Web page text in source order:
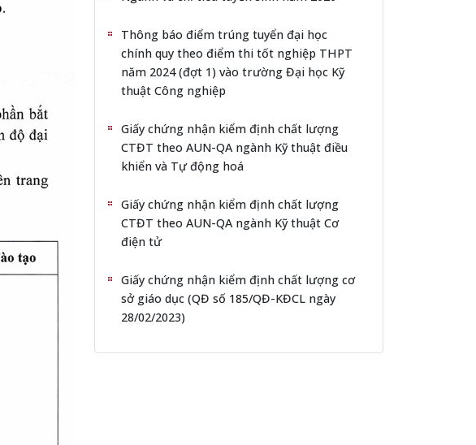
Thông báo điểm trúng tuyển đại học
chính quy theo điểm thi tốt nghiệp THPT
năm 2024 (đợt 1) vào trường Đại học Kỹ
thuật Công nghiệp
Giấy chứng nhận kiểm định chất lượng
CTĐT theo AUN-QA ngành Kỹ thuật điều
khiển và Tự động hoá
Giấy chứng nhận kiểm định chất lượng
CTĐT theo AUN-QA ngành Kỹ thuật Cơ
điện tử
Giấy chứng nhận kiểm định chất lượng cơ
sở giáo dục (QĐ số 185/QĐ-KĐCL ngày
28/02/2023)